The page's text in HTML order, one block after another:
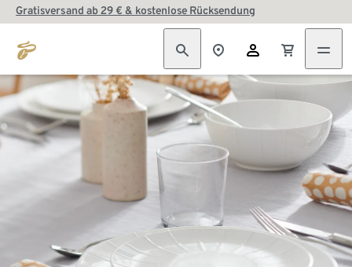
Gratisversand ab 29 € & kostenlose Rücksendung